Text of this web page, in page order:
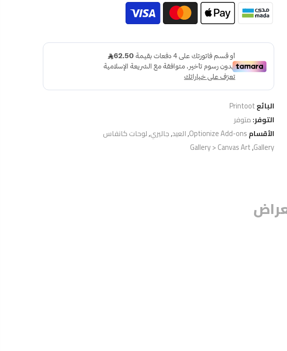
البائعPrintoot
التوفر:متوفر
الأقسامOptionize Add-ons
,العيد,جاليري,لوحات كانفاس
Gallery
,
Gallery > Canvas Art